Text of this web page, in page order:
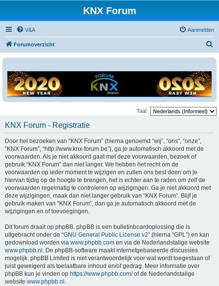
KNX Forum
V&A Aanmelden
Forumoverzicht
Taal:
KNX Forum - Registratie
Door het bezoeken van “KNX Forum” (hierna genoemd “wij”, “ons”, “onze”,
“KNX Forum”, “http://www.knx-forum.be”), ga je automatisch akkoord met de
voorwaarden. Als je niet akkoord gaat met deze voorwaarden, bezoek of
gebruik “KNX Forum” dan niet langer. We hebben het recht om de
voorwaarden op ieder moment te wijzigen en zullen ons best doen om je
hiervan tijdig op de hoogte te brengen, het is echter aan te raden om zelf de
voorwaarden regelmatig te controleren op wijzigingen. Ga je niet akkoord met
deze wijzigingen, maak dan niet langer gebruik van “KNX Forum”. Blijf je
gebruik maken van “KNX Forum”, dan ga je automatisch akkoord met de
wijzigingen en of toevoegingen.
Dit forum draait op phpBB. phpBB is een bulletinboardoplossing die is
uitgebracht onder de “GNU General Public License v2” (hierna “GPL”) en kan
gedownload worden via www.phpbb.com en via de Nederlandstalige website
www.phpbb.nl . De phpBB-software maakt internetgebaseerde discussies
mogelijk. phpBB Limited is niet verantwoordelijk voor wat wordt toegestaan of
juist geweigerd als toelaatbare inhoud en/of gedrag. Meer informatie over
phpBB kun je vinden op https://www.phpbb.com/of de Nederlandstalige
website www.phpbb.nl .